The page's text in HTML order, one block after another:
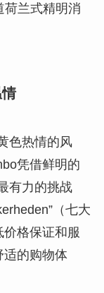
荷兰式精明消
色热情的风
凭借鲜明的
有力的挑战
（七大
格保证和服
适的购物体